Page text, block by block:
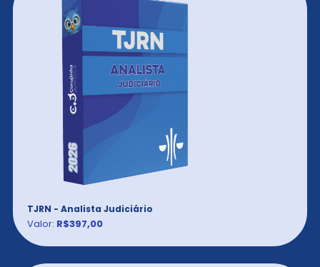
TJRN - Analista Judiciário
Valor: R$397,00